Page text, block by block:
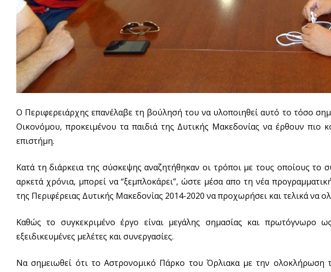
Ο Περιφερειάρχης επανέλαβε τη βούλησή του να υλοποιηθεί αυτό το τόσο
Οικονόμου, προκειμένου τα παιδιά της Δυτικής Μακεδονίας να έρθουν πιο
επιστήμη.
Κατά τη διάρκεια της σύσκεψης αναζητήθηκαν οι τρόποι με τους οποίους το
αρκετά χρόνια, μπορεί να “ξεμπλοκάρει”, ώστε μέσα απο τη νέα
της Περιφέρειας Δυτικής Μακεδονίας 2014-2020 να προχωρήσει και τελικά να
Καθώς το συγκεκριμένο έργο είναι μεγάλης σημασίας και πρωτόγνωρο
εξειδικευμένες μελέτες και συνεργασίες.
Να σημειωθεί ότι το Αστρονομικό Πάρκο του Όρλιακα με την ολοκλήρωση